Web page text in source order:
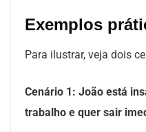
Exemplos
Para ilustrar, veja dois
Cenário 1: João está
trabalho e quer sair